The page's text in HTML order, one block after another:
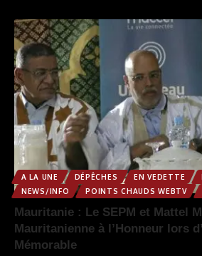
A LA UNE DÉPÊCHES EN VEDETTE
NEWS/INFO
POINTS CHAUDS WEBTV
Mauritanie : Le SEPM et Mattel
Mauritanienne à l’Honneur lors
Mémorable